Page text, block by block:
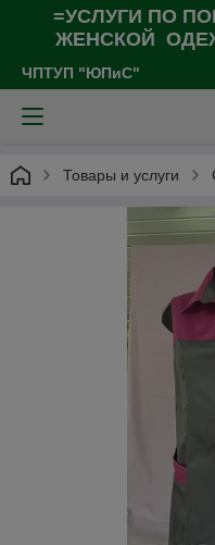
=УСЛУГИ ПО
ЖЕНСКОЙ
ЧПТУП "ЮПиС"
Товары и услуги